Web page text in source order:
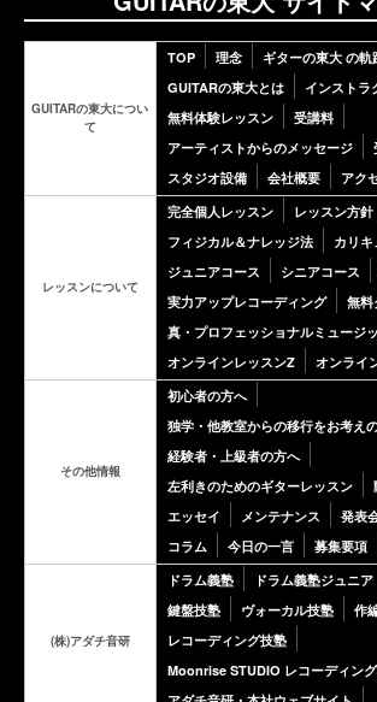
GUITARの東大につい
て
TOP 理念
ギターの東大 の軌
GUITARの東大とは
インストラ
無料体験レッスン
受講料
アーティストからのメッセージ
スタジオ設備
会社概要 アク
レッスンについて
完全個人レッスン
レッスン方針
フィジカル＆ナレッジ法
カリ
ジュニアコース
シニアコース
実力アップレコーディング
無料
真・プロフェッショナルミュージ
オンラインレッスンZ
オンライ
その他情報
初心者の方へ
独学・他教室からの移行をお考え
経験者・上級者の方へ
左利きのためのギターレッスン
エッセイ
メンテナンス
発表
コラム
今日の一言 募集要項
(株)アダチ音研
ドラム義塾 ドラム義塾ジュニア
鍵盤技塾
ヴォーカル技塾
作
レコーディング技塾
Moonrise STUDIO レコーディン